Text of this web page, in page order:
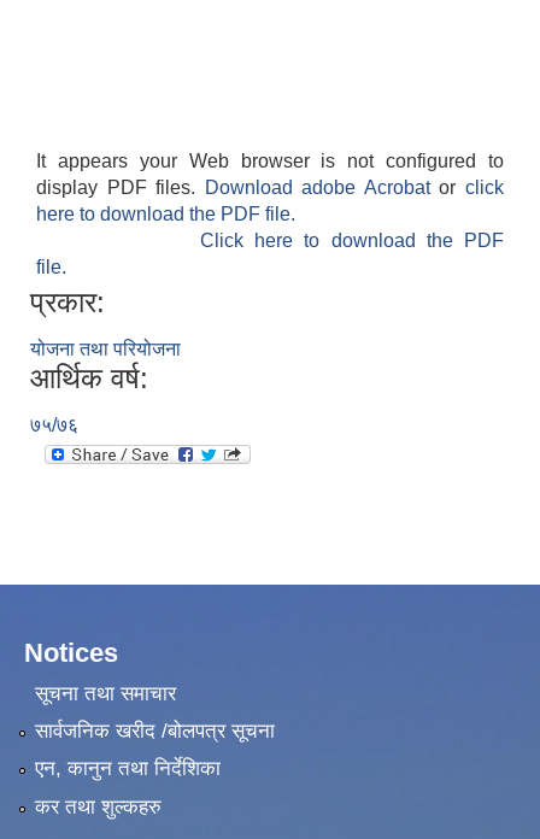
It appears your Web browser is not configured to
display PDF files.
Download adobe Acrobatorclick
here to download the PDF file.
Click here to download the PDF
file.
प्रकार:
योजना तथा परियोजना
आर्थिक वर्ष:
७५/७६
Notices
सूचना तथा समाचार
सार्वजनिक खरीद /बोलपत्र सूचना
एन, कानुन तथा निर्देशिका
कर तथा शुल्कहरु